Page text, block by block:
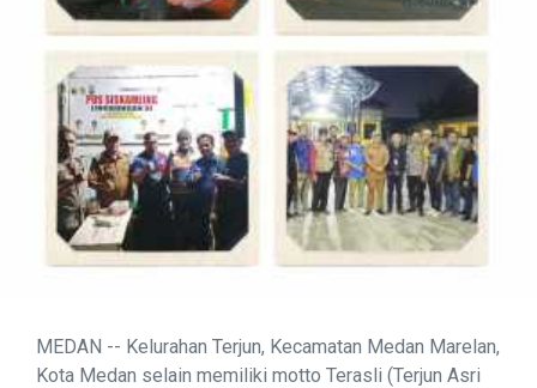
MEDAN -- Kelurahan Terjun, Kecamatan Medan Marelan,
Kota Medan selain memiliki motto Terasli (Terjun Asri